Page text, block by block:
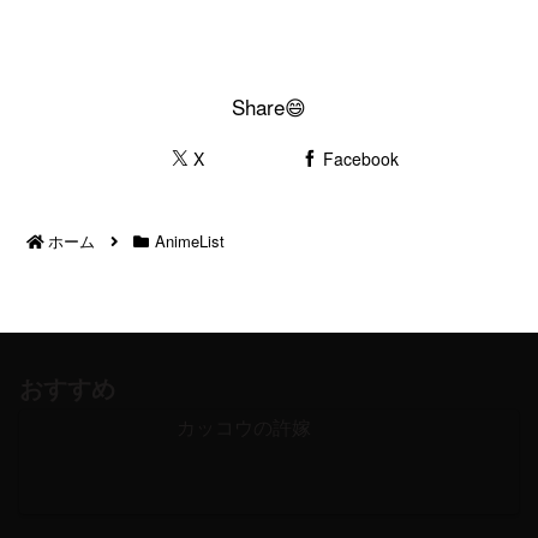
Share😄
X Facebook
ホーム AnimeList